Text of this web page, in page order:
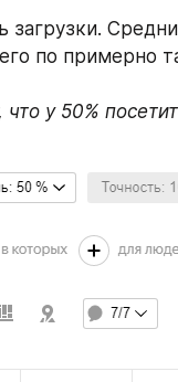
по примерно
что у 50%